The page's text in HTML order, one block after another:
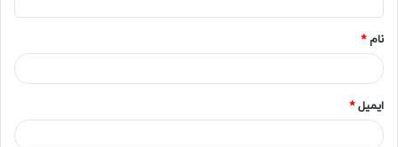
*
نام*
ایمیل*